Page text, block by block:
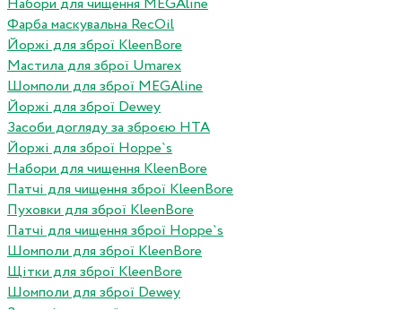
Набори для чищення MEGAline
Фарба маскувальна RecOil
Йоржі для зброї KleenBore
Мастила для зброї Umarex
Шомполи для зброї MEGAline
Йоржі для зброї Dewey
Засоби догляду за зброєю HTA
Йоржі для зброї Hoppe`s
Набори для чищення KleenBore
Патчі для чищення зброї KleenBore
Пуховки для зброї KleenBore
Патчі для чищення зброї Hoppe`s
Шомполи для зброї KleenBore
Щітки для зброї KleenBore
Шомполи для зброї Dewey